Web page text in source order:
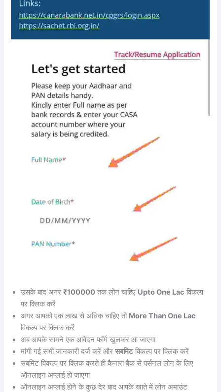
उसके बाद अगर₹100000 तक लोन चाहिए Upto One Lac विकल्प
पर क्लिक करें
अगर आपको एक लाख से अधिक चाहिए तो More Than One Lac
विकल्प पर क्लिक करें
अब आपके सामने एक आवेदन फॉर्म खुलकर आ जाएगा
मांगी गई सभी जानकारी दर्ज करें औरसबमिटविकल्प पर क्लिक करें
सबमिट विकल्प पर क्लिक करते ही कैनारा बैंक से पर्सनल लोन के लिए
ऑनलाइन अप्लाई हो जाएगा
ऑनलाइन अप्लाई होने के कुछ देर बाद आपके खाते में लोन अमाउंट